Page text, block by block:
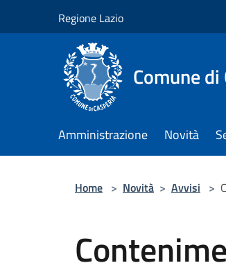
Regione Lazio
Comune
Amministrazione Novità
Home > Novità > Avvisi >